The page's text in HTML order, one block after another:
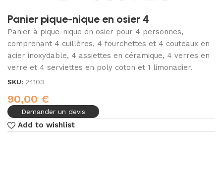
Panier pique-nique en osier 4
Panier à pique-nique en osier pour 4 personnes,
comprenant 4 cuillères, 4 fourchettes et 4 couteaux en
acier inoxydable, 4 assiettes en céramique, 4 verres en
verre et 4 serviettes en poly coton et 1 limonadier.
SKU: 24103
90,00 €
Demander un devis
Add to wishlist